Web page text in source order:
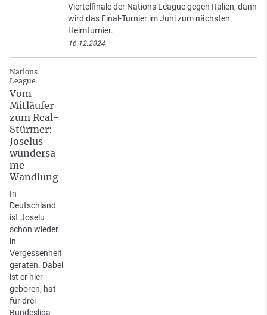
Viertelfinale der Nations League gegen Italien, dann
wird das Final-Turnier im Juni zum nächsten
Heimturnier.
16.12.2024
Nations
League
Vom
Mitläufer
zum Real-
Stürmer:
Joselus
wundersa
me
Wandlung
In
Deutschland
ist Joselu
schon wieder
in
Vergessenheit
geraten. Dabei
ist er hier
geboren, hat
für drei
Bundesliga-